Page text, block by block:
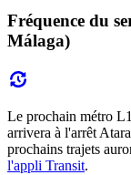
Fréquence du
Málaga)
Le prochain métro
arrivera à l'arrêt
prochains trajets
l'appli Transit.